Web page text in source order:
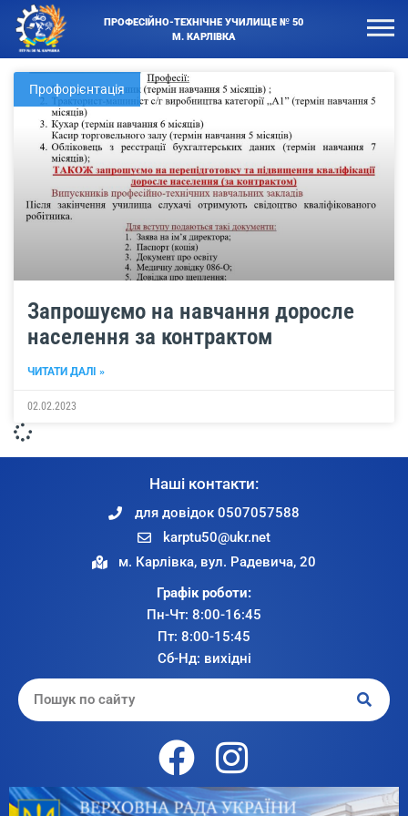
ПРОФЕСІЙНО-ТЕХНІЧНЕ УЧИЛИЩЕ № 50
М. КАРЛІВКА
Профорієнтація
Запрошуємо на навчання доросле
населення за контрактом
ЧИТАТИ ДАЛІ »
02.02.2023
Наші контакти:
для довідок 0507057588
karptu50@ukr.net
м. Карлівка, вул. Радевича, 20
Графік роботи:
Пн-Чт: 8:00-16:45
Пт: 8:00-15:45
Сб-Нд: вихідні